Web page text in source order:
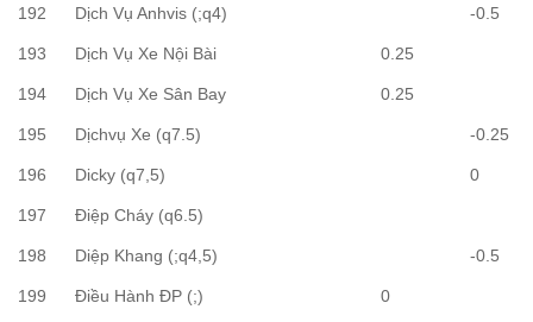
192 Dịch Vụ Anhvis (;q4) -0.5
193 Dịch Vụ Xe Nội Bài 0.25
194 Dịch Vụ Xe Sân Bay 0.25
195 Dịchvụ Xe (q7.5) -0.25
196 Dicky (q7,5) 0
197 Điệp Cháy (q6.5)
198 Diệp Khang (;q4,5) -0.5
199 Điều Hành ĐP (;) 0